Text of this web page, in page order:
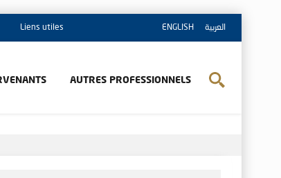
ENGLISH العربية Liens utiles
AUTRES PROFESSIONNELS